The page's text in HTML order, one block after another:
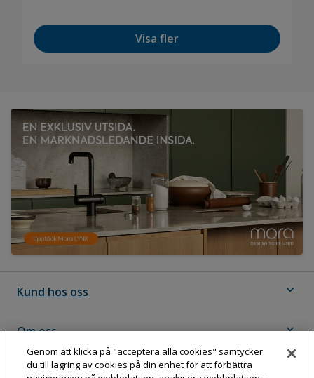
Visa fler
Kund hos oss expand_more
Om oss expand_more
Följ Dahl
Genom att klicka på "acceptera alla cookies" samtycker
du till lagring av cookies på din enhet för att förbättra